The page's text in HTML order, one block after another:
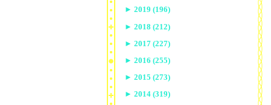
► 2019 (196)
► 2018 (212)
► 2017 (227)
► 2016 (255)
► 2015 (273)
► 2014 (319)